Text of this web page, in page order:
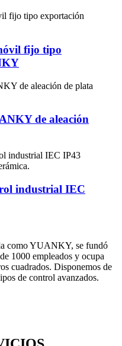
fijo tipo
de aleación
industrial IEC
como YUANKY, se fundó
1000 empleados y ocupa
cuadrados. Disponemos de
de control avanzados.